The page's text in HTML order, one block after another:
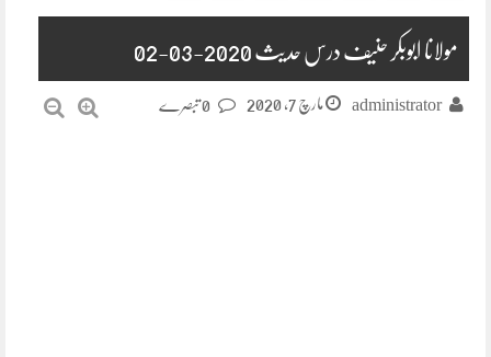
مولانا ابوبکر حنیف درس حدیث 2020-03-02
administrator مارچ 7, 2020